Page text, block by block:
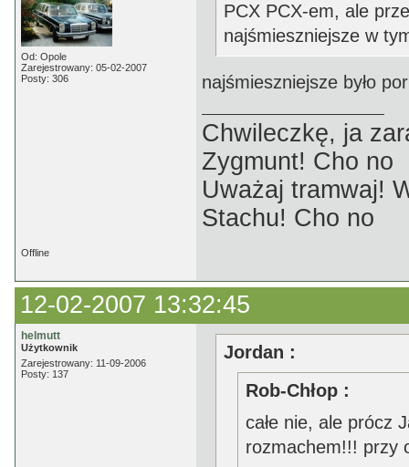
Od: Opole
Zarejestrowany: 05-02-2007
Posty: 306
PCX PCX-em, ale
najśmieszniejsze w
najśmieszniejsze było
Chwileczkę, ja
Zygmunt! Cho no
Uważaj tramwaj!
Stachu! Cho no
Offline
12-02-2007 13:32:45
helmutt
Użytkownik
Zarejestrowany: 11-09-2006
Posty: 137
Jordan :
Rob-Chłop :
całe nie, ale prócz
rozmachem!!! przy